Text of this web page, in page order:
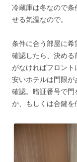
冷蔵庫は冬なので
せる気温なので。
条件に合う部屋に
確認したら、決める
がなければフロント
安いホテルは門限が
確認。暗証番号で門
か、もしくは合鍵を